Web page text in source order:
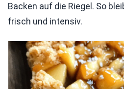
Backen auf die Riegel. So
frisch und intensiv.